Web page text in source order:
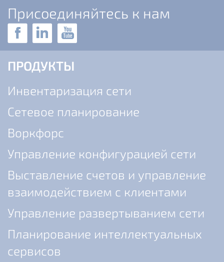
Присоединяйтесь к нам
ПРОДУКТЫ
Инвентаризация сети
Сетевое планирование
Воркфорс
Управление конфигурацией сети
Выставление счетов и управление
взаимодействием с клиентами
Управление развертыванием сети
Планирование интеллектуальных
сервисов